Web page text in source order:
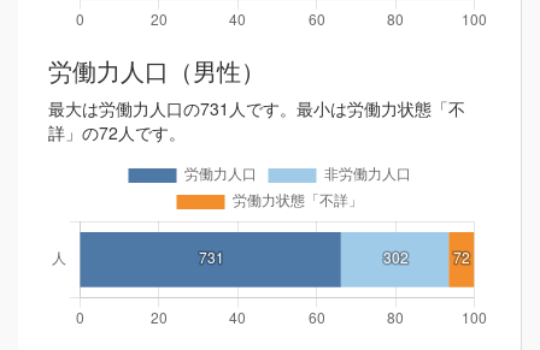
労働力人口（男性）
最大は労働力人口の731人です。最小は労働力状態「不
詳」の72人です。